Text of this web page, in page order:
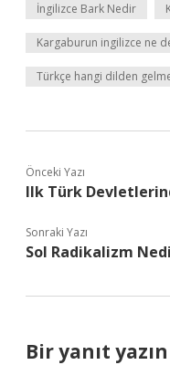
İngilizce Bark Nedir
Kargaburun ingilizce ne
Türkçe hangi dilden
Önceki Yazı
Ilk Türk
Sonraki Yazı
Sol Radikalizm
Bir yanıt yazın